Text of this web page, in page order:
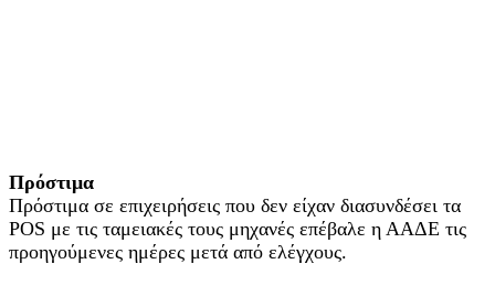
Πρόστιμα
Πρόστιμα σε επιχειρήσεις που δεν είχαν διασυνδέσει τα
POS με τις ταμειακές τους μηχανές επέβαλε η ΑΑΔΕ τις
προηγούμενες ημέρες μετά από ελέγχους.